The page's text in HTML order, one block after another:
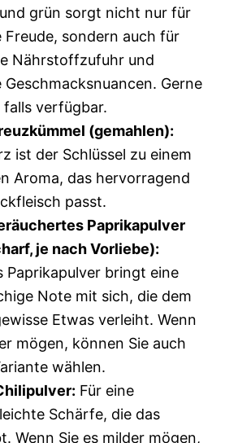
grün sorgt nicht nur für
Freude, sondern auch für
Nährstoffzufuhr und
Gerne
falls verfügbar.
(gemahlen):
ist der Schlüssel zu einem
Aroma, das hervorragend
passt.
Paprikapulver
je nach Vorliebe):
Paprikapulver bringt eine
Note mit sich, die dem
Etwas verleiht. Wenn
mögen, können Sie auch
wählen.
Für eine
Schärfe, die das
Wenn Sie es milder mögen,